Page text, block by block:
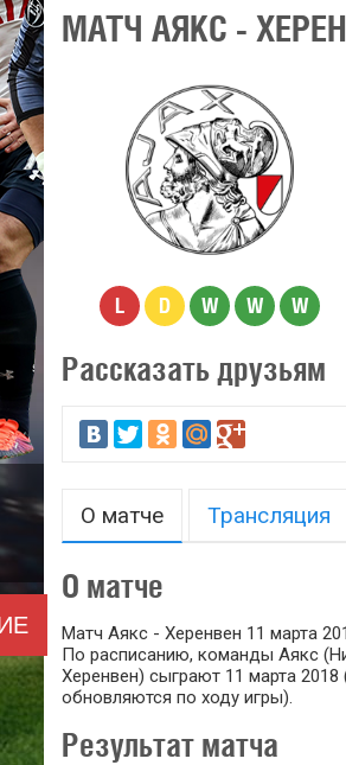
МАТЧ АЯКС -
L D W W W
Рассказать друзьям
О матче Трансляция
О матче
Матч Аякс - Херенвен 11 марта
По расписанию, команды Аякс
Херенвен) сыграют 11 марта 2018
обновляются по ходу игры).
Результат матча